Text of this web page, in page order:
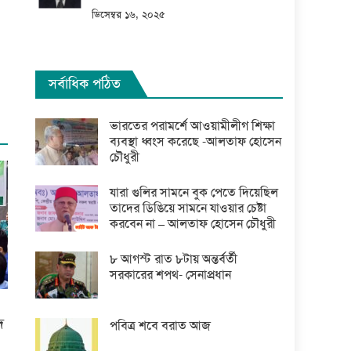
ডিসেম্বর ১৬, ২০২৫
সর্বাধিক পঠিত
ভারতের পরামর্শে আওয়ামীলীগ শিক্ষা
ব্যবস্থা ধ্বংস করেছে -আলতাফ হোসেন
চৌধুরী
যারা গুলির সামনে বুক পেতে দিয়েছিল
তাদের ডিঙিয়ে সামনে যাওয়ার চেষ্টা
করবেন না – আলতাফ হোসেন চৌধুরী
৮ আগস্ট রাত ৮টায় অন্তর্বর্তী
সরকারের শপথ- সেনাপ্রধান
পবিত্র শবে বরাত আজ